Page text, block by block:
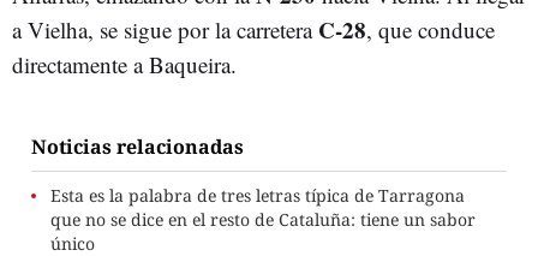
a Vielha, se sigue por la carretera C-28, que conduce
directamente a Baqueira.
Noticias relacionadas
Esta es la palabra de tres letras típica de Tarragona
que no se dice en el resto de Cataluña: tiene un sabor
único